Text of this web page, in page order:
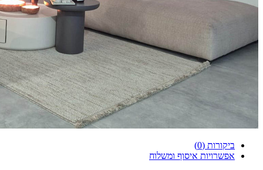
ביקורות (0)
אפשרויות איסוף ומשלוח